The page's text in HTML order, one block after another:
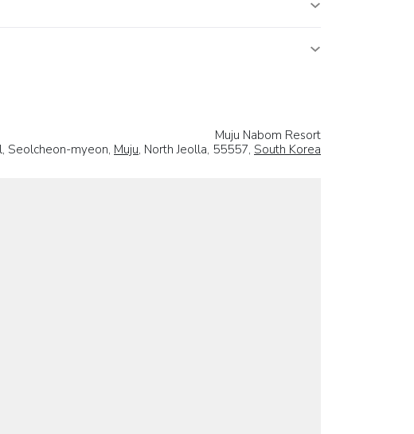
Muju Nabom Resort
Seolcheon-myeon, Muju, North Jeolla, 55557, South Korea